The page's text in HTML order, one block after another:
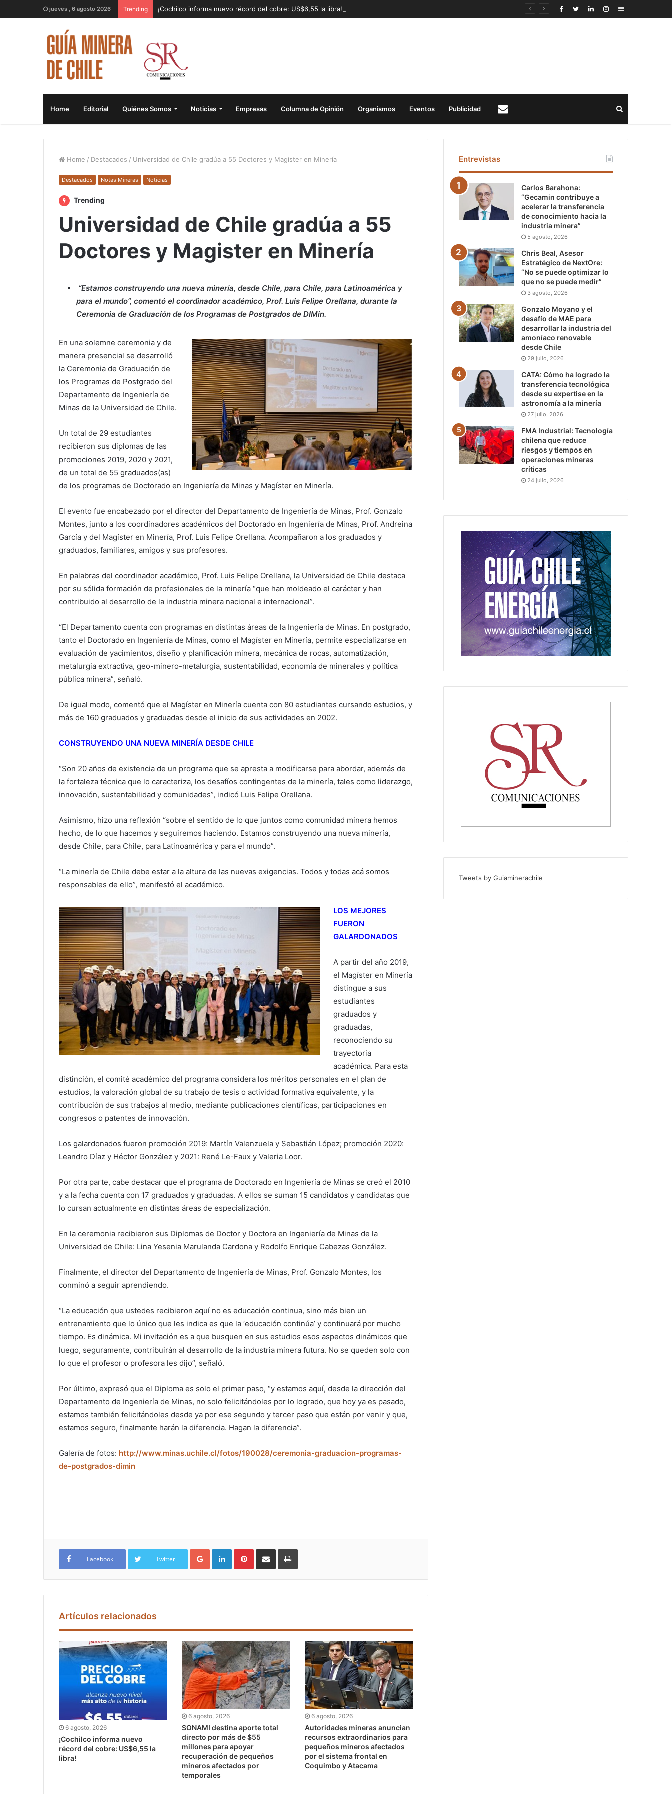
jueves , 6 agosto 2026 Trending ¡Cochilco informa nuevo récord del cobre: US$6,55 la libra! Sidebar
Home Editorial Quiénes Somos Noticias Empresas Columna de Opinión Organismos Eventos Publicidad
Home / Destacados / Universidad de Chile gradúa a 55 Doctores y Magister en Minería
Destacados Notas Mineras Noticias
Trending
Universidad de Chile gradúa a 55
Doctores y Magister en Minería
“Estamos construyendo una nueva minería, desde Chile, para Chile, para Latinoamérica y
para el mundo”, comentó el coordinador académico, Prof. Luis Felipe Orellana, durante la
Ceremonia de Graduación de los Programas de Postgrados de DIMin.
En una solemne ceremonia y de
manera presencial se desarrolló
la Ceremonia de Graduación de
los Programas de Postgrado del
Departamento de Ingeniería de
Minas de la Universidad de Chile.
Un total de 29 estudiantes
recibieron sus diplomas de las
promociones 2019, 2020 y 2021,
de un total de 55 graduados(as)
de los programas de Doctorado en Ingeniería de Minas y Magíster en Minería.
El evento fue encabezado por el director del Departamento de Ingeniería de Minas, Prof. Gonzalo
Montes, junto a los coordinadores académicos del Doctorado en Ingeniería de Minas, Prof. Andreina
García y del Magíster en Minería, Prof. Luis Felipe Orellana. Acompañaron a los graduados y
graduados, familiares, amigos y sus profesores.
En palabras del coordinador académico, Prof. Luis Felipe Orellana, la Universidad de Chile destaca
por su sólida formación de profesionales de la minería “que han moldeado el carácter y han
contribuido al desarrollo de la industria minera nacional e internacional”.
“El Departamento cuenta con programas en distintas áreas de la Ingeniería de Minas. En postgrado,
tanto el Doctorado en Ingeniería de Minas, como el Magíster en Minería, permite especializarse en
evaluación de yacimientos, diseño y planificación minera, mecánica de rocas, automatización,
metalurgia extractiva, geo-minero-metalurgia, sustentabilidad, economía de minerales y política
pública minera”, señaló.
De igual modo, comentó que el Magíster en Minería cuenta con 80 estudiantes cursando estudios, y
más de 160 graduados y graduadas desde el inicio de sus actividades en 2002.
CONSTRUYENDO UNA NUEVA MINERÍA DESDE CHILE
“Son 20 años de existencia de un programa que se apresta a modificarse para abordar, además de
la fortaleza técnica que lo caracteriza, los desafíos contingentes de la minería, tales como liderazgo,
innovación, sustentabilidad y comunidades”, indicó Luis Felipe Orellana.
Asimismo, hizo una reflexión “sobre el sentido de lo que juntos como comunidad minera hemos
hecho, de lo que hacemos y seguiremos haciendo. Estamos construyendo una nueva minería,
desde Chile, para Chile, para Latinoamérica y para el mundo”.
“La minería de Chile debe estar a la altura de las nuevas exigencias. Todos y todas acá somos
responsables de ello”, manifestó el académico.
LOS MEJORES
FUERON
GALARDONADOS
A partir del año 2019,
el Magíster en Minería
distingue a sus
estudiantes
graduados y
graduadas,
reconociendo su
trayectoria
académica. Para esta
distinción, el comité académico del programa considera los méritos personales en el plan de
estudios, la valoración global de su trabajo de tesis o actividad formativa equivalente, y la
contribución de sus trabajos al medio, mediante publicaciones científicas, participaciones en
congresos o patentes de innovación.
Los galardonados fueron promoción 2019: Martín Valenzuela y Sebastián López; promoción 2020:
Leandro Díaz y Héctor González y 2021: René Le-Faux y Valeria Loor.
Por otra parte, cabe destacar que el programa de Doctorado en Ingeniería de Minas se creó el 2010
y a la fecha cuenta con 17 graduados y graduadas. A ellos se suman 15 candidatos y candidatas que
lo cursan actualmente en distintas áreas de especialización.
En la ceremonia recibieron sus Diplomas de Doctor y Doctora en Ingeniería de Minas de la
Universidad de Chile: Lina Yesenia Marulanda Cardona y Rodolfo Enrique Cabezas González.
Finalmente, el director del Departamento de Ingeniería de Minas, Prof. Gonzalo Montes, los
conminó a seguir aprendiendo.
“La educación que ustedes recibieron aquí no es educación continua, sino más bien un
entrenamiento que lo único que les indica es que la ‘educación continúa’ y continuará por mucho
tiempo. Es dinámica. Mi invitación es a que busquen en sus estudios esos aspectos dinámicos que
luego, seguramente, contribuirán al desarrollo de la industria minera futura. No se queden solo con
lo que el profesor o profesora les dijo”, señaló.
Por último, expresó que el Diploma es solo el primer paso, “y estamos aquí, desde la dirección del
Departamento de Ingeniería de Minas, no solo felicitándoles por lo logrado, que hoy ya es pasado,
estamos también felicitándoles desde ya por ese segundo y tercer paso que están por venir y que,
estamos seguro, finalmente harán la diferencia. Hagan la diferencia”.
Galería de fotos: http://www.minas.uchile.cl/fotos/190028/ceremonia-graduacion-programas-
de-postgrados-dimin
Facebook Twitter
Google+ LinkedIn Pinterest
Artículos relacionados
6 agosto, 2026
¡Cochilco informa nuevo
récord del cobre: US$6,55 la
libra!
6 agosto, 2026
SONAMI destina aporte total
directo por más de $55
millones para apoyar
recuperación de pequeños
mineros afectados por
temporales
6 agosto, 2026
Autoridades mineras anuncian
recursos extraordinarios para
pequeños mineros afectados
por el sistema frontal en
Coquimbo y Atacama
Entrevistas
Carlos Barahona:
“Gecamin contribuye a
acelerar la transferencia
de conocimiento hacia la
industria minera”
5 agosto, 2026
Chris Beal, Asesor
Estratégico de NextOre:
“No se puede optimizar lo
que no se puede medir”
3 agosto, 2026
Gonzalo Moyano y el
desafío de MAE para
desarrollar la industria del
amoníaco renovable
desde Chile
29 julio, 2026
CATA: Cómo ha logrado la
transferencia tecnológica
desde su expertise en la
astronomía a la minería
27 julio, 2026
FMA Industrial: Tecnología
chilena que reduce
riesgos y tiempos en
operaciones mineras
críticas
24 julio, 2026
Tweets by Guiaminerachile